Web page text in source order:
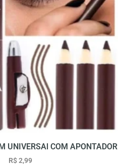
UNIVERSAl COM APONTADOR
R$2,99